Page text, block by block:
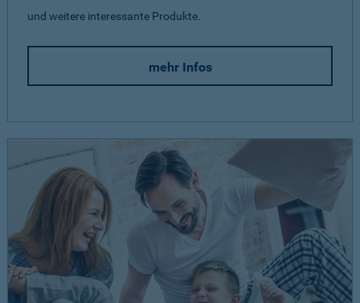
und weitere interessante Produkte.
mehr Infos